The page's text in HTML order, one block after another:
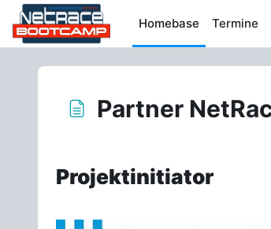
Zum Hauptinhalt
Homebase
Termine
Partner
Projektinitiator